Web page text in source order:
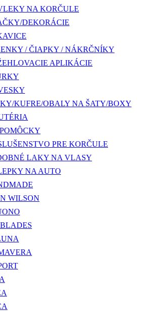
NA KORČULE
DEKORÁCIE
/ ČIAPKY / NÁKRČNÍKY
APLIKÁCIE
KUFRE/OBALY NA ŠATY/BOXY
PRE KORČULE
LAKY NA VLASY
NA AUTO
WILSON